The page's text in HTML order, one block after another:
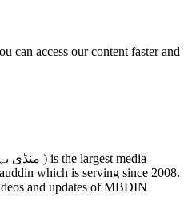
can access our content faster and
which is serving since 2008.
and updates of MBDIN